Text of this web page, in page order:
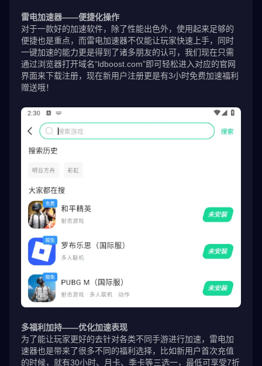
雷电加速器——便捷化操作
对于一款好的加速软件，除了性能出色外，使用起来足够的
便捷也是重点，而雷电加速器不仅能让玩家快速上手，同时
一键加速的能力更是得到了诸多朋友的认可，我们现在只需
通过浏览器打开域名“ldboost.com”即可轻松进入对应的官网
界面来下载注册，现在新用户注册更是有3小时免费加速福利
赠送哦！
多福利加持——优化加速表现
为了能让玩家更好的去针对各类不同手游进行加速，雷电加
速器也是带来了很多不同的福利选择，比如新用户首次充值
的时候，就有30小时、月卡、季卡等三选一，最低可享受7折